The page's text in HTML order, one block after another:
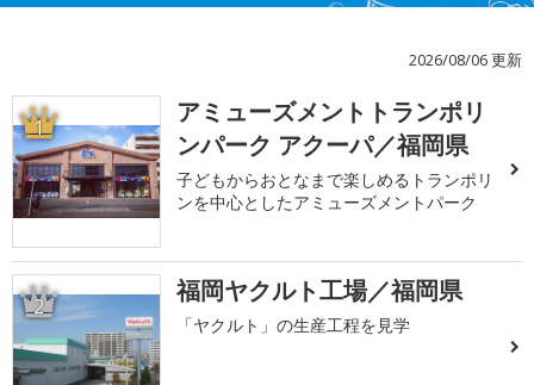
2026/08/06 更新
1
アミューズメントトランポリ
ンパーク アクーパ／福岡県
子どもからおとなまで楽しめるトランポリ
ンを中心としたアミューズメントパーク
2 福岡ヤクルト工場／福岡県
「ヤクルト」の生産工程を見学